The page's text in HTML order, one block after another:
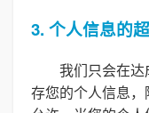
3. 个人信息的
我们只会在
存您的个人信息